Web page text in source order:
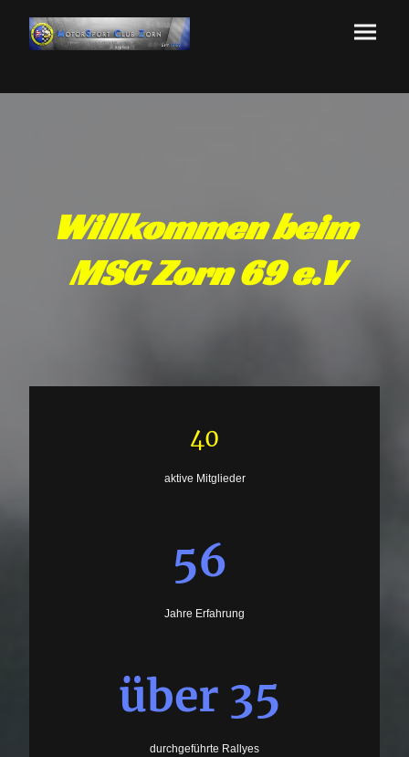
Willkommen beim
MSC Zorn 69 e.V
40
aktive Mitglieder
56
Jahre Erfahrung
über 35
durchgeführte Rallyes